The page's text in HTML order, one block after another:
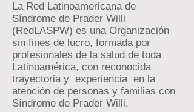
La Red Latinoamericana de
Síndrome de Prader Willi
(RedLASPW) es una Organización
sin fines de lucro, formada por
profesionales de la salud de toda
Latinoamérica, con reconocida
trayectoria y experiencia en la
atención de personas y familias con
Síndrome de Prader Willi.